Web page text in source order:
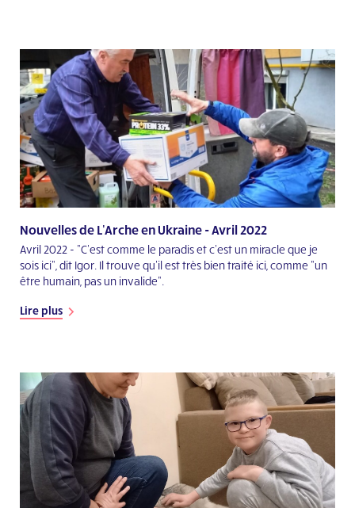
Nouvelles de L'Arche en Ukraine - Avril 2022
Avril 2022 - "C'est comme le paradis et c'est un miracle que je
sois ici", dit Igor. Il trouve qu'il est très bien traité ici, comme "un
être humain, pas un invalide".
Lire plus